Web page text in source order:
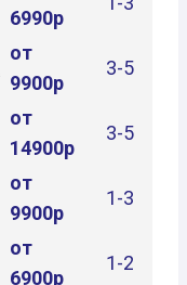
6990р
от
9900р
3-5
от
14900р
3-5
от
9900р
1-3
от
6900р
1-2